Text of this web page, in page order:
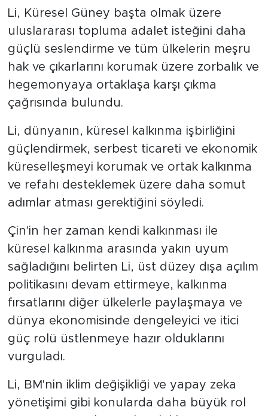
makale yayımladı
Li, Küresel Güney başta olmak üzere
uluslararası topluma adalet isteğini daha
güçlü seslendirme ve tüm ülkelerin meşru
hak ve çıkarlarını korumak üzere zorbalık ve
hegemonyaya ortaklaşa karşı çıkma
çağrısında bulundu.
Li, dünyanın, küresel kalkınma işbirliğini
güçlendirmek, serbest ticareti ve ekonomik
küreselleşmeyi korumak ve ortak kalkınma
ve refahı desteklemek üzere daha somut
adımlar atması gerektiğini söyledi.
Çin'in her zaman kendi kalkınması ile
küresel kalkınma arasında yakın uyum
sağladığını belirten Li, üst düzey dışa açılım
politikasını devam ettirmeye, kalkınma
fırsatlarını diğer ülkelerle paylaşmaya ve
dünya ekonomisinde dengeleyici ve itici
güç rolü üstlenmeye hazır olduklarını
vurguladı.
Li, BM'nin iklim değişikliği ve yapay zeka
yönetişimi gibi konularda daha büyük rol